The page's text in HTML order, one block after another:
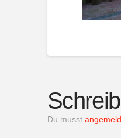
Du musst